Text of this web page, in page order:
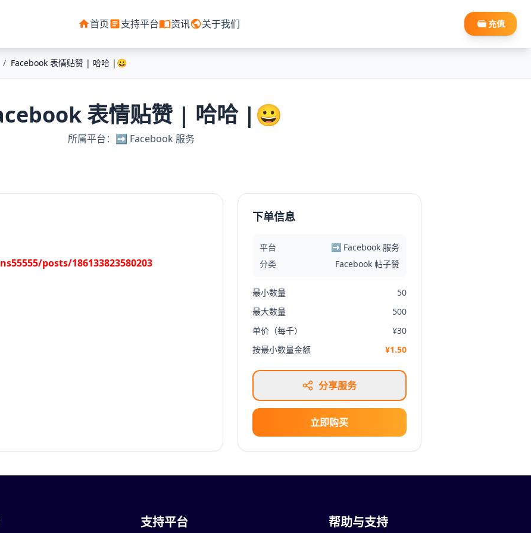
首页 支持平台 资讯 关于我们 充值
/ Facebook 表情贴赞 | 哈哈 |😀
表情贴赞 | 哈哈 |😀
所属平台：➡️ Facebook 服务
posts/186133823580203
下单信息
平台
➡️ Facebook 服务
分类
Facebook 帖子赞
最小数量
50
最大数量
500
单价（每千）
¥30
按最小数量金额
¥1.50
分享服务
立即购买
支持平台 帮助与支持